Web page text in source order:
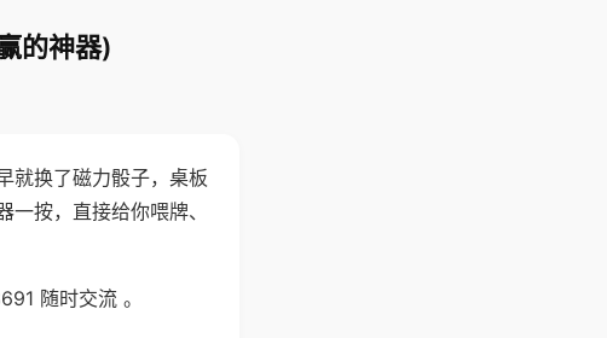
的神器)
就换了磁力骰子，桌板
按，直接给你喂牌、
随时交流 。